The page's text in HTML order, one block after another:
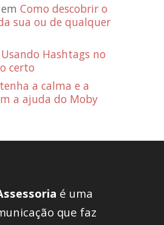
em Como descobrir o
sua ou de qualquer
Usando Hashtags no
certo
a calma e a
a ajuda do Moby
é uma
que faz